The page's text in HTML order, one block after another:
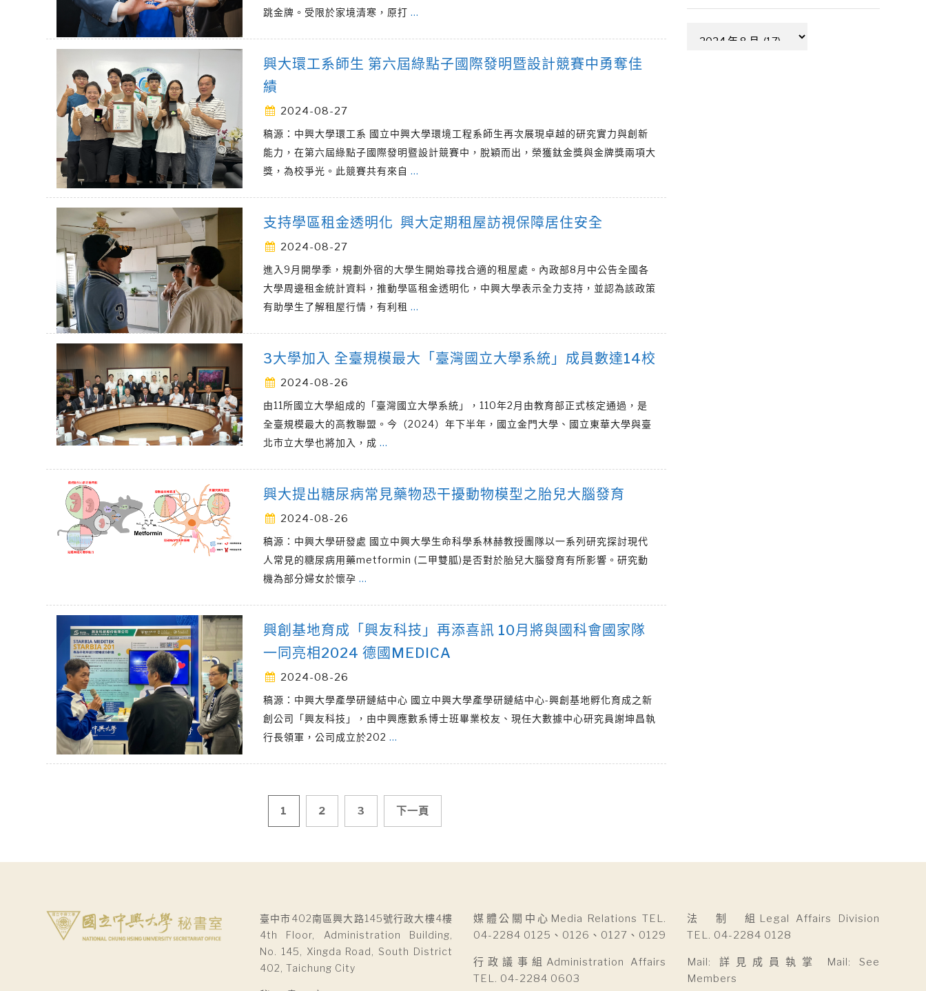
跳金牌。受限於家境清寒，原打 …
興大環工系師生 第六屆綠點子國際發明暨設計競賽中勇奪佳
績
2024-08-27
稿源：中興大學環工系 國立中興大學環境工程系師生再次展現卓越的研究實力與創新
能力，在第六屆綠點子國際發明暨設計競賽中，脫穎而出，榮獲鈦金獎與金牌獎兩項大
獎，為校爭光。此競賽共有來自 …
支持學區租金透明化 興大定期租屋訪視保障居住安全
2024-08-27
進入9月開學季，規劃外宿的大學生開始尋找合適的租屋處。內政部8月中公告全國各
大學周邊租金統計資料，推動學區租金透明化，中興大學表示全力支持，並認為該政策
有助學生了解租屋行情，有利租 …
3大學加入 全臺規模最大「臺灣國立大學系統」成員數達14校
2024-08-26
由11所國立大學組成的「臺灣國立大學系統」，110年2月由教育部正式核定通過，是
全臺規模最大的高教聯盟。今（2024）年下半年，國立金門大學、國立東華大學與臺
北市立大學也將加入，成 …
興大提出糖尿病常見藥物恐干擾動物模型之胎兒大腦發育
2024-08-26
稿源：中興大學研發處 國立中興大學生命科學系林赫教授團隊以一系列研究探討現代
人常見的糖尿病用藥metformin (二甲雙胍)是否對於胎兒大腦發育有所影響。研究動
機為部分婦女於懷孕 …
興創基地育成「興友科技」再添喜訊 10月將與國科會國家隊
一同亮相2024 德國MEDICA
2024-08-26
稿源：中興大學產學研鏈結中心 國立中興大學產學研鏈結中心-興創基地孵化育成之新
創公司「興友科技」，由中興應數系博士班畢業校友、現任大數據中心研究員謝坤昌執
行長領軍，公司成立於202 …
覽
1 2 3 下一頁
臺中市402南區興大路145號行政大樓4樓
4th Floor, Administration Building,
No. 145, Xingda Road, South District
402, Taichung City
媒體公關中心Media Relations TEL.
04-2284 0125、0126、0127、0129
行政議事組Administration Affairs
TEL. 04-2284 0603
法 制 組Legal Affairs Division
TEL. 04-2284 0128
Mail: 詳見成員執掌 Mail: See
Members